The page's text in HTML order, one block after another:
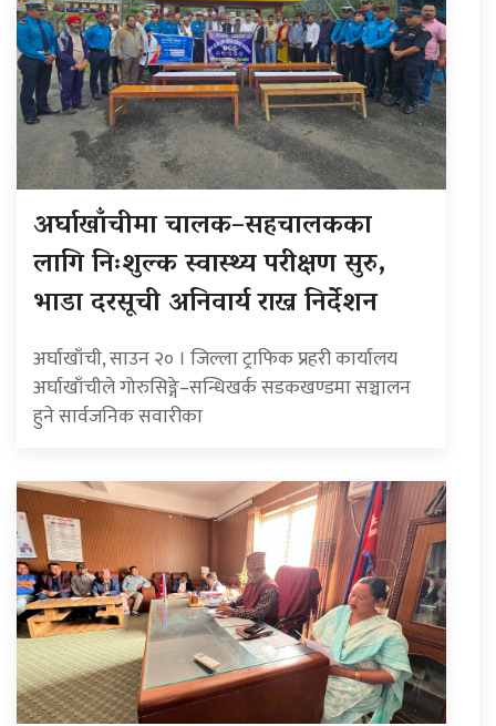
अर्घाखाँचीमा चालक–सहचालकका
लागि निःशुल्क स्वास्थ्य परीक्षण सुरु,
भाडा दरसूची अनिवार्य राख्न निर्देशन
अर्घाखाँची, साउन २० । जिल्ला ट्राफिक प्रहरी कार्यालय
अर्घाखाँचीले गोरुसिङ्गे–सन्धिखर्क सडकखण्डमा सञ्चालन
हुने सार्वजनिक सवारीका